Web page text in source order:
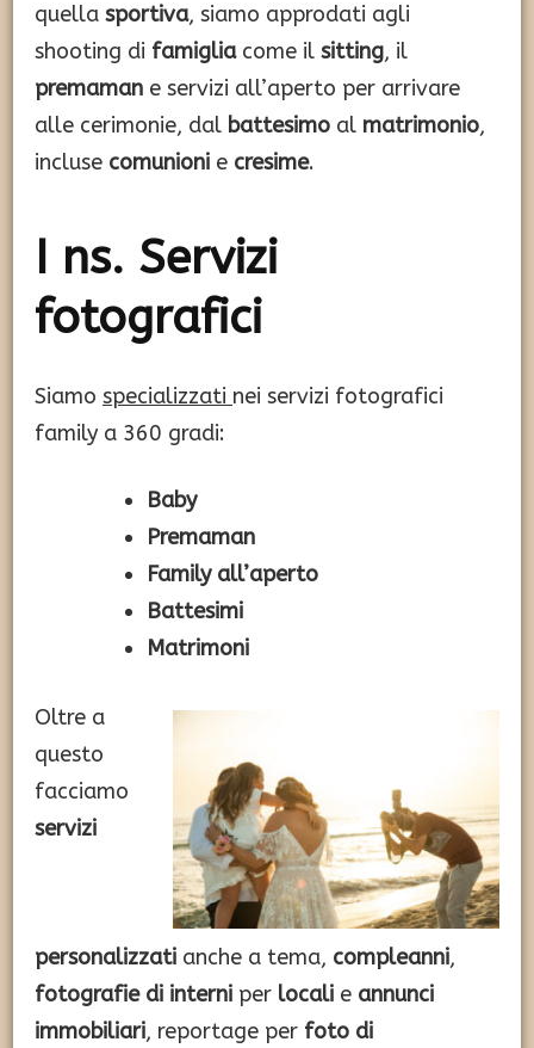
quella sportiva, siamo approdati agli
shooting di famiglia come il sitting, il
premaman e servizi all’aperto per arrivare
alle cerimonie, dal battesimo al matrimonio,
incluse comunioni e cresime.
I ns. Servizi
fotografici
Siamo specializzati nei servizi fotografici
family a 360 gradi:
Baby
Premaman
Family all’aperto
Battesimi
Matrimoni
Oltre a
questo
facciamo
servizi
personalizzati anche a tema, compleanni,
fotografie di interni per locali e annunci
immobiliari, reportage per foto di